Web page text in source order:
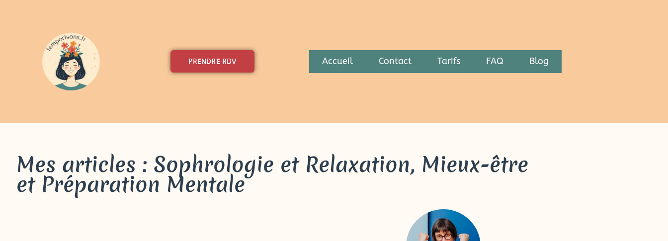
PRENDRE RDV Accueil Contact Tarifs FAQ Blog
Mes articles : Sophrologie et Relaxation, Mieux-être
et Préparation Mentale